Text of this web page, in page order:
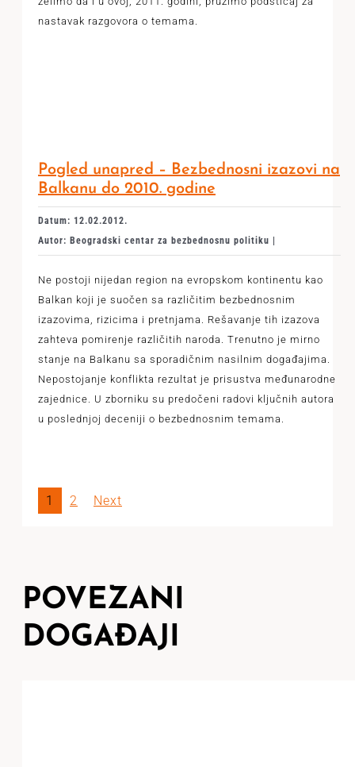
nastavak razgovora o temama.
Pogled unapred – Bezbednosni izazovi na
Balkanu do 2010. godine
Datum: 12.02.2012.
Autor: Beogradski centar za bezbednosnu politiku |
Ne postoji nijedan region na evropskom kontinentu kao
Balkan koji je suočen sa različitim bezbednosnim
izazovima, rizicima i pretnjama. Rešavanje tih izazova
zahteva pomirenje različitih naroda. Trenutno je mirno
stanje na Balkanu sa sporadičnim nasilnim događajima.
Nepostojanje konflikta rezultat je prisustva međunarodne
zajednice. U zborniku su predočeni radovi ključnih autora
u poslednjoj deceniji o bezbednosnim temama.
1 2 Next
POVEZANI
DOGAĐAJI